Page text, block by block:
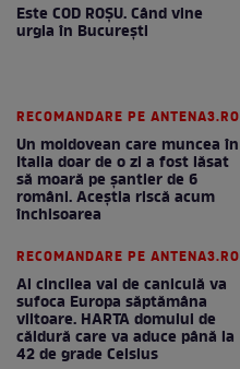
Este COD ROŞU. Când vine
urgia în Bucureşti
RECOMANDARE PE ANTENA3.RO
Un moldovean care muncea în
Italia doar de o zi a fost lăsat
să moară pe şantier de 6
români. Aceștia riscă acum
închisoarea
RECOMANDARE PE ANTENA3.RO
Al cincilea val de caniculă va
sufoca Europa săptămâna
viitoare. HARTA domului de
căldură care va aduce până la
42 de grade Celsius